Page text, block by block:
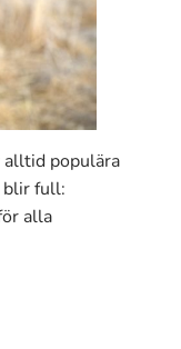
populära
blir full:
alla